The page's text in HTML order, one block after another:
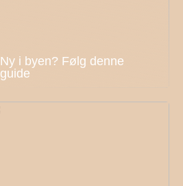
Ny i byen? Følg denne
guide